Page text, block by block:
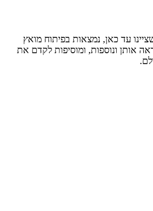
עד כאן, נמצאות בפיתוח מואץ
אותן ונוספות, ומוסיפות לקדם את